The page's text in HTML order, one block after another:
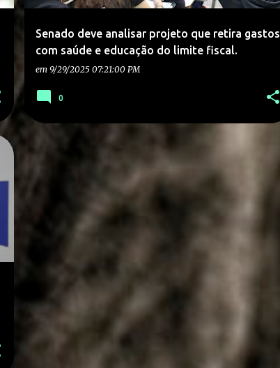
Senado deve analisar projeto que retira gastos
com saúde e educação do limite fiscal.
em 9/29/2025 07:21:00 PM
0